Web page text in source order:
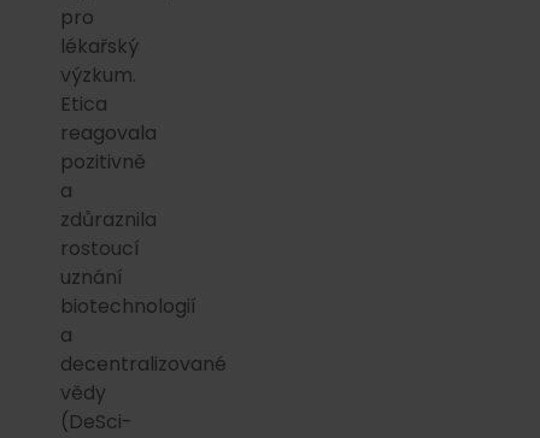
pro
lékařský
výzkum.
Etica
reagovala
pozitivně
a
zdůraznila
rostoucí
uznání
biotechnologií
a
decentralizované
vědy
(DeSci-